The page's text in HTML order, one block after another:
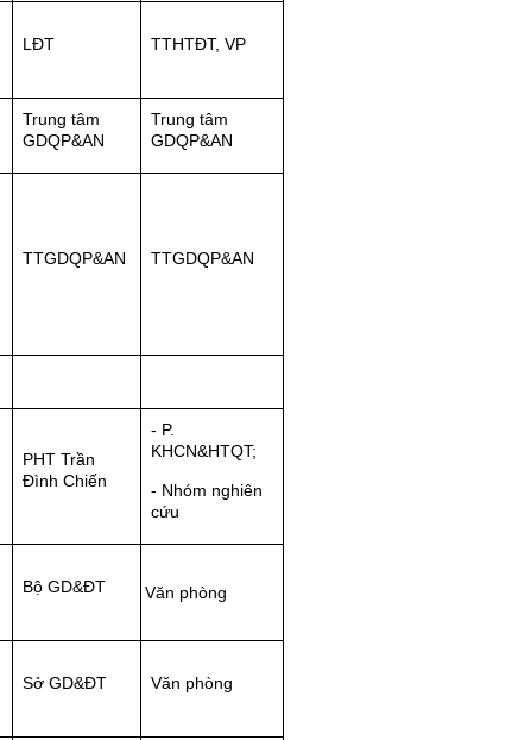
LĐT TTHTĐT, VP
Trung tâm
GDQP&AN
Trung tâm
GDQP&AN
TTGDQP&AN TTGDQP&AN
PHT Trần
Đình Chiến
- P.
KHCN&HTQT;
- Nhóm nghiên
cứu
Bộ GD&ĐT Văn phòng
Sở GD&ĐT Văn phòng